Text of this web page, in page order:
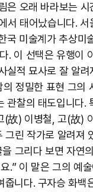
은 오래 바라보는 시
태어났습니다. 서
미술계가 추상미
. 이 선택은 유행이
실적 묘사로 잘 알려
정밀한 표현 그의
관찰의 태도입니다.
(故) 이병철, 고(故)
린 작가로 알려져
그리다 보면 자연
.” 이 말은 그의 예
니다. 구자승 화백